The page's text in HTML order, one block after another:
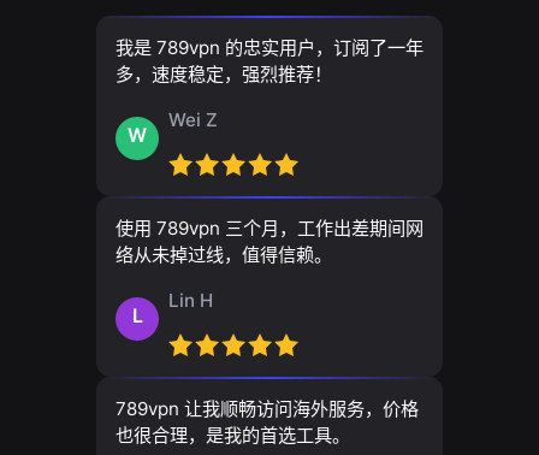
我是 789vpn 的忠实用户，订阅了一年
多，速度稳定，强烈推荐！
W
Wei Z
使用 789vpn 三个月，工作出差期间网
络从未掉过线，值得信赖。
L
Lin H
789vpn 让我顺畅访问海外服务，价格
也很合理，是我的首选工具。